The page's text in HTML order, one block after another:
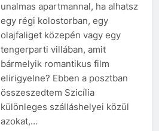
unalmas apartmannal, ha alhatsz
egy régi kolostorban, egy
olajfaliget közepén vagy egy
tengerparti villában, amit
bármelyik romantikus film
elirigyelne? Ebben a posztban
összeszedtem Szicília
különleges szálláshelyei közül
azokat,…